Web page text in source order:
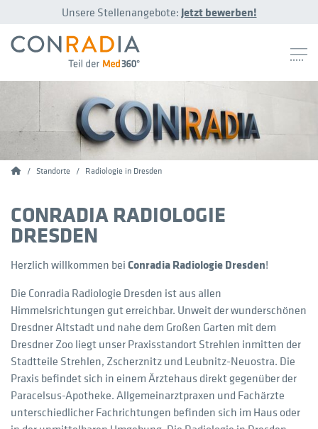
Unsere Stellenangebote: Jetzt bewerben!
Conradia
Standorte Radiologie in Dresden
CONRADIA RADIOLOGIE
DRESDEN
Herzlich willkommen beiConradia Radiologie Dresden!
Die Conradia Radiologie Dresden ist aus allen
Himmelsrichtungen gut erreichbar. Unweit der wunderschönen
Dresdner Altstadt und nahe dem Großen Garten mit dem
Dresdner Zoo liegt unser Praxisstandort Strehlen inmitten der
Stadtteile Strehlen, Zscherznitz und Leubnitz-Neuostra. Die
Praxis befindet sich in einem Ärztehaus direkt gegenüber der
Paracelsus-Apotheke. Allgemeinarztpraxen und Fachärzte
unterschiedlicher Fachrichtungen befinden sich im Haus oder